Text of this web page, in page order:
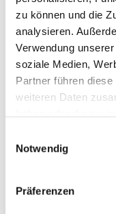
zu können und die
analysieren.
Verwendung
soziale Medien,
Partner führen
weiteren Daten
Notwendig
Präferenzen
Wenn die
Daten
statt der
Wenn wir Ihre
oder